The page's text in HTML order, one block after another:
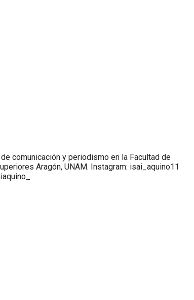
comunicación y periodismo en la Facultad de
Aragón, UNAM. Instagram: isai_aquino11